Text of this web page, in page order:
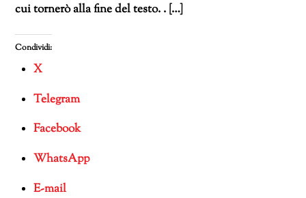
cui tornerò alla fine del testo. . […]
Condividi:
X
Telegram
Facebook
WhatsApp
E-mail